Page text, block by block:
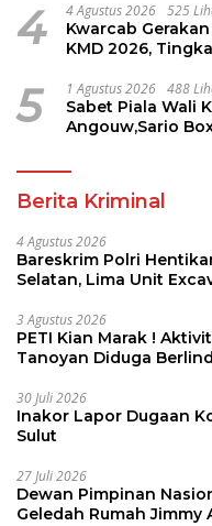
4 4 Agustus 2026 525
Kwarcab
KMD 2026,
5 1 Agustus 2026 488
Sabet Piala Wali
Angouw,Sario
Berita Kriminal
4 Agustus 2026
Bareskrim Polri
Selatan, Lima Unit
3 Agustus 2026
PETI Kian Marak !
Tanoyan Diduga
30 Juli 2026
Inakor Lapor Dugaan
Sulut
27 Juli 2026
Dewan Pimpinan
Geledah Rumah Jimmy